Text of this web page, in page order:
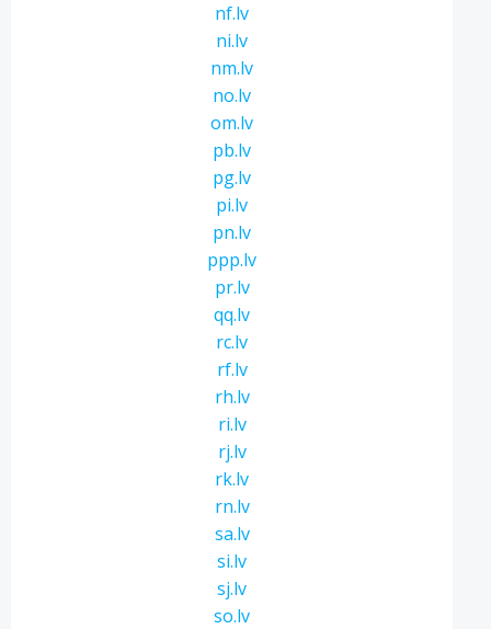
nf.lv
ni.lv
nm.lv
no.lv
om.lv
pb.lv
pg.lv
pi.lv
pn.lv
ppp.lv
pr.lv
qq.lv
rc.lv
rf.lv
rh.lv
ri.lv
rj.lv
rk.lv
rn.lv
sa.lv
si.lv
sj.lv
so.lv